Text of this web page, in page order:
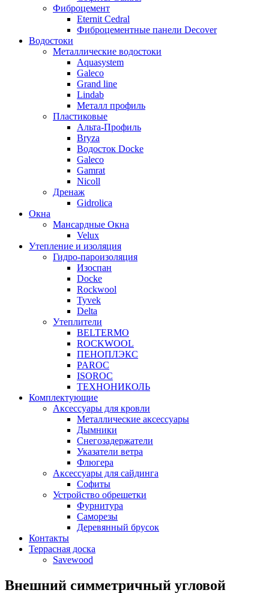
Фиброцемент
Eternit Cedral
Фиброцементные панели Decover
Водостоки
Металлические водостоки
Aquasystem
Galeco
Grand line
Lindab
Металл профиль
Пластиковые
Альта-Профиль
Bryza
Водосток Docke
Galeco
Gamrat
Nicoll
Дренаж
Gidrolica
Окна
Мансардные Окна
Velux
Утепление и изоляция
Гидро-пароизоляция
Изоспан
Docke
Rockwool
Tyvek
Delta
Утеплители
BELTERMO
ROCKWOOL
ПЕНОПЛЭКС
PAROC
ISOROC
ТЕХНОНИКОЛЬ
Комплектующие
Аксессуары для кровли
Металлические аксессуары
Дымники
Снегозадержатели
Указатели ветра
Флюгера
Аксессуары для сайдинга
Софиты
Устройство обрешетки
Фурнитура
Саморезы
Деревянный брусок
Контакты
Террасная доска
Savewood
Внешний симметричный угловой